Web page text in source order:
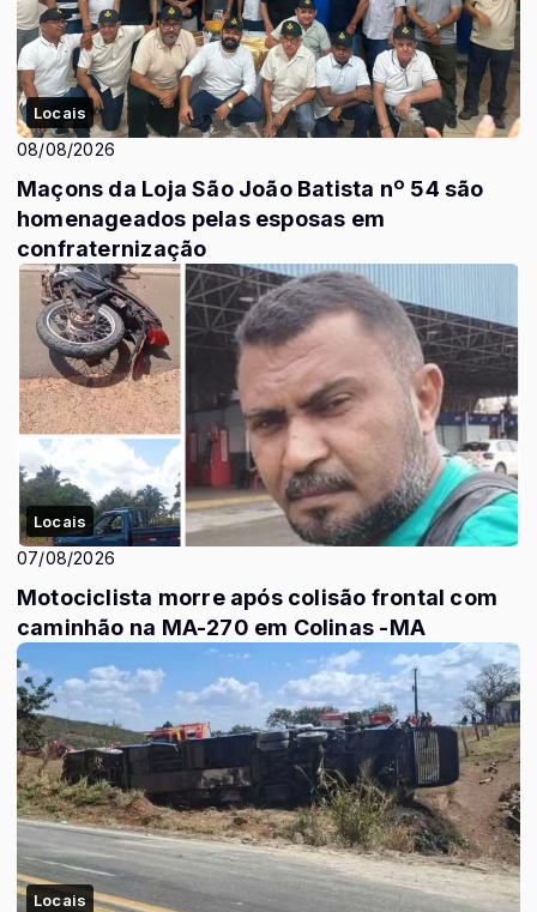
Locais
08/08/2026
Maçons da Loja São João Batista nº 54 são
homenageados pelas esposas em
confraternização
Locais
07/08/2026
Motociclista morre após colisão frontal com
caminhão na MA-270 em Colinas -MA
Locais